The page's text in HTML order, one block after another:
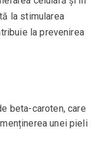
la stimularea
la prevenirea
beta-caroten, care
unei pieli